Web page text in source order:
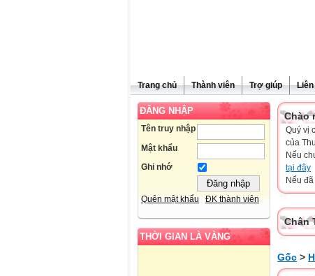
Trang chủ Thành viên Trợ giúp Liên
ĐĂNG NHẬP
Tên truy nhập
Mật khẩu
Ghi nhớ
Quên mật khẩu ĐK thành viên
THỜI GIAN LÀ VÀNG
Chào
Quý vị
của
Nếu
tại đây
Nếu
Chân
Gốc >